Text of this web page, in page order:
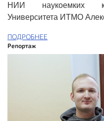
НИИ наукоемких
Университета ИТМО
ПОДРОБНЕЕ
Репортаж